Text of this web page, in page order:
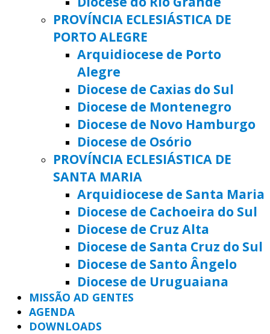
PROVÍNCIA ECLESIÁSTICA DE
PORTO ALEGRE
Arquidiocese de Porto
Alegre
Diocese de Caxias do Sul
Diocese de Montenegro
Diocese de Novo Hamburgo
Diocese de Osório
PROVÍNCIA ECLESIÁSTICA DE
SANTA MARIA
Arquidiocese de Santa Maria
Diocese de Cachoeira do Sul
Diocese de Cruz Alta
Diocese de Santa Cruz do Sul
Diocese de Santo Ângelo
Diocese de Uruguaiana
MISSÃO AD GENTES
AGENDA
DOWNLOADS